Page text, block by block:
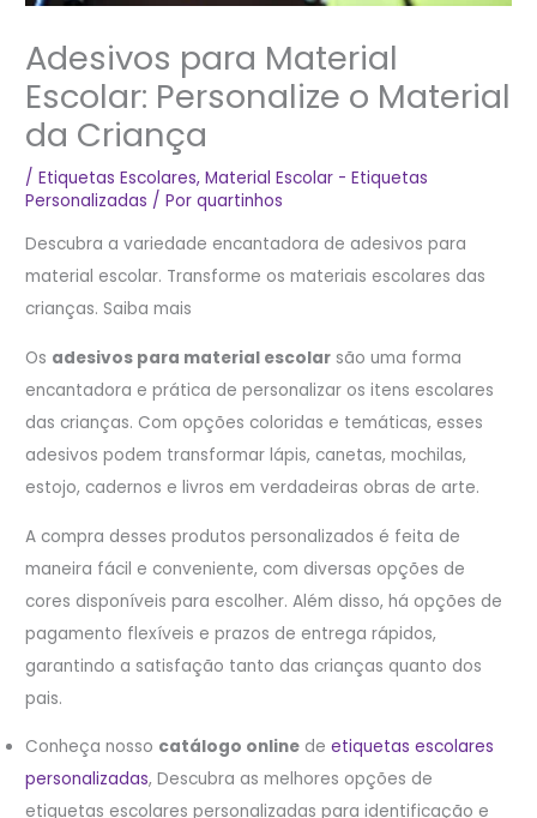
Adesivos para Material
Escolar: Personalize o Material
da Criança
/Etiquetas Escolares,Material Escolar - Etiquetas
Personalizadas / Porquartinhos
Descubra a variedade encantadora de adesivos para
material escolar. Transforme os materiais escolares das
crianças. Saiba mais
Os adesivos para material escolar são uma forma
encantadora e prática de personalizar os itens escolares
das crianças. Com opções coloridas e temáticas, esses
adesivos podem transformar lápis, canetas, mochilas,
estojo, cadernos e livros em verdadeiras obras de arte.
A compra desses produtos personalizados é feita de
maneira fácil e conveniente, com diversas opções de
cores disponíveis para escolher. Além disso, há opções de
pagamento flexíveis e prazos de entrega rápidos,
garantindo a satisfação tanto das crianças quanto dos
pais.
Conheça nosso catálogo online deetiquetas escolares
personalizadas, Descubra as melhores opções de
etiquetas escolares personalizadas para identificação e